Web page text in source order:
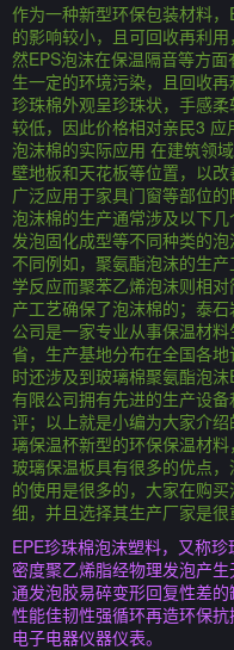
作为一种新型环保包装材料
的影响较小，且可回收再利
然EPS泡沫在保温隔音等方
生一定的环境污染，且回收
珍珠棉外观呈珍珠状，手感
较低，因此价格相对亲民3
泡沫棉的实际应用 在建筑领
壁地板和天花板等位置，以
广泛应用于家具门窗等部位
泡沫棉的生产通常涉及以下
发泡固化成型等不同种类的
不同例如，聚氨酯泡沫的生
学反应而聚苯乙烯泡沫则相
产工艺确保了泡沫棉的；泰
公司是一家专业从事保温材
省，生产基地分布在全国各
时还涉及到玻璃棉聚氨酯泡
有限公司拥有先进的生产设
评；以上就是小编为大家介
璃保温杯新型的环保保温材
玻璃保温板具有很多的优点
的使用是很多的，大家在购
细，并且选择其生产厂家是很
EPE珍珠棉泡沫塑料，又称
密度聚乙烯脂经物理发泡产
通发泡胶易碎变形回复性差
性能佳韧性强循环再造环保
电子电器仪器仪表。